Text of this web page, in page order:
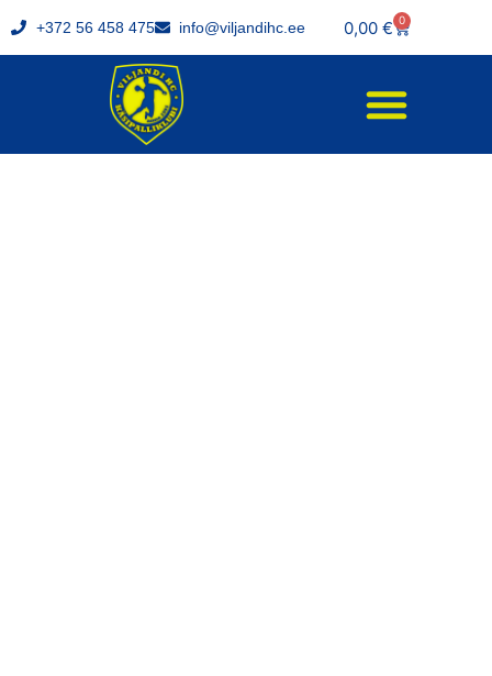
+372 56 458 475 info@viljandihc.ee 0,00 € 0